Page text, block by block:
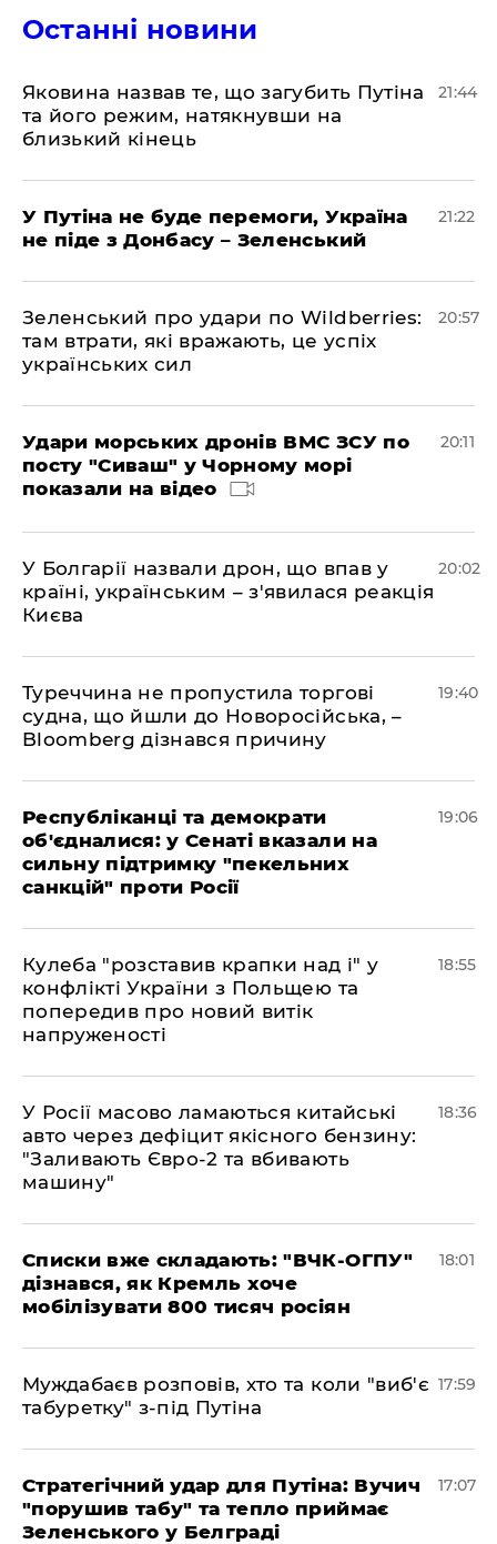
Останні новини
Яковина назвав те, що загубить Путіна
та його режим, натякнувши на
близький кінець
21:44
У Путіна не буде перемоги, Україна
не піде з Донбасу – Зеленський
21:22
Зеленський про удари по Wildberries:
там втрати, які вражають, це успіх
українських сил
20:57
Удари морських дронів ВМС ЗСУ по
посту "Сиваш" у Чорному морі
показали на відео
20:11
У Болгарії назвали дрон, що впав у
країні, українським – з'явилася реакція
Києва
20:02
Туреччина не пропустила торгові
судна, що йшли до Новоросійська, –
Bloomberg дізнався причину
19:40
Республіканці та демократи
об'єдналися: у Сенаті вказали на
сильну підтримку "пекельних
санкцій" проти Росії
19:06
Кулеба "розставив крапки над і" у
конфлікті України з Польщею та
попередив про новий витік
напруженості
18:55
У Росії масово ламаються китайські
авто через дефіцит якісного бензину:
"Заливають Євро-2 та вбивають
машину"
18:36
Списки вже складають: "ВЧК-ОГПУ"
дізнався, як Кремль хоче
мобілізувати 800 тисяч росіян
18:01
Муждабаєв розповів, хто та коли "виб'є
табуретку" з-під Путіна
17:59
Стратегічний удар для Путіна: Вучич
"порушив табу" та тепло приймає
Зеленського у Белграді
17:07